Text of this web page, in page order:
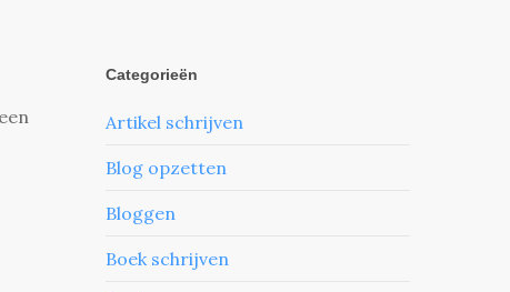
Categorieën
Artikel schrijven
Blog opzetten
Bloggen
Boek schrijven